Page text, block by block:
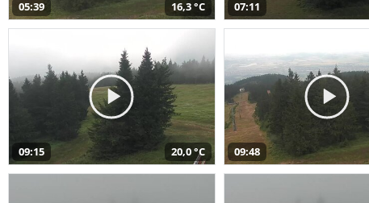
05:39 16,3 °C 07:11
09:15 20,0 °C 09:48